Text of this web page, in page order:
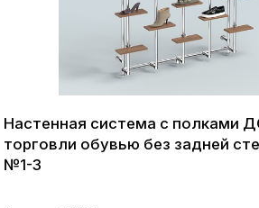
Настенная система с полками
торговли обувью без задней
№1-3